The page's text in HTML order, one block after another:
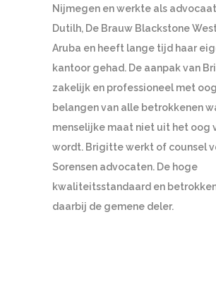
Nijmegen en werkte als
Dutilh, De Brauw Blackstone
Aruba en heeft lange tijd haar
kantoor gehad. De aanpak van
zakelijk en professioneel met
belangen van alle betrokkenen
menselijke maat niet uit het oog
wordt. Brigitte werkt of counsel
Sorensen advocaten. De hoge
kwaliteitsstandaard en
daarbij de gemene deler.